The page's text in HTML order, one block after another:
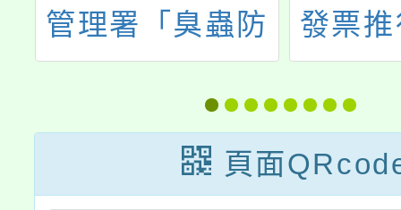
管理署「臭蟲防
治方法」宣導
發票
稅美
海報
請鼓
頁面